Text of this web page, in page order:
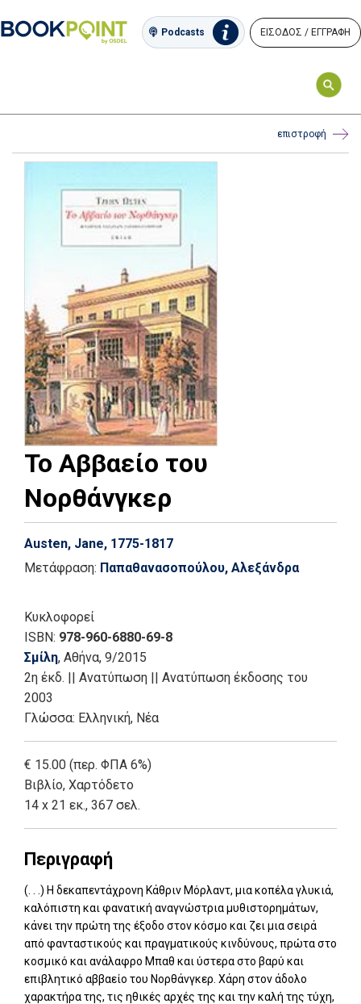
Podcasts ΕΙΣΟΔΟΣ / ΕΓΓΡΑΦΗ
επιστροφή
Το Αββαείο του
Νορθάνγκερ
Austen, Jane, 1775-1817
Μετάφραση: Παπαθανασοπούλου, Αλεξάνδρα
Κυκλοφορεί
ISBN: 978-960-6880-69-8
Σμίλη, Αθήνα, 9/2015
2η έκδ. || Ανατύπωση || Ανατύπωση έκδοσης του
2003
Γλώσσα: Ελληνική, Νέα
€ 15.00 (περ. ΦΠΑ 6%)
Βιβλίο, Χαρτόδετο
14 x 21 εκ., 367 σελ.
Περιγραφή
(. . .) Η δεκαπεντάχρονη Κάθριν Μόρλαντ, μια κοπέλα γλυκιά,
καλόπιστη και φανατική αναγνώστρια μυθιστορημάτων,
κάνει την πρώτη της έξοδο στον κόσμο και ζει μια σειρά
από φανταστικούς και πραγματικούς κινδύνους, πρώτα στο
κοσμικό και ανάλαφρο Μπαθ και ύστερα στο βαρύ και
επιβλητικό αββαείο του Νορθάνγκερ. Χάρη στον άδολο
χαρακτήρα της, τις ηθικές αρχές της και την καλή της τύχη,